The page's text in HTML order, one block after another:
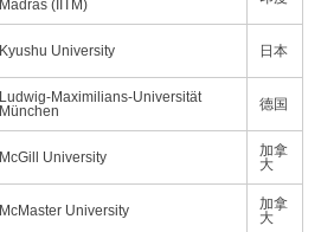
Madras (IITM)
Kyushu University 日本
Ludwig-Maximilians-Universität
München
德国
McGill University
加拿
大
McMaster University
加拿
大